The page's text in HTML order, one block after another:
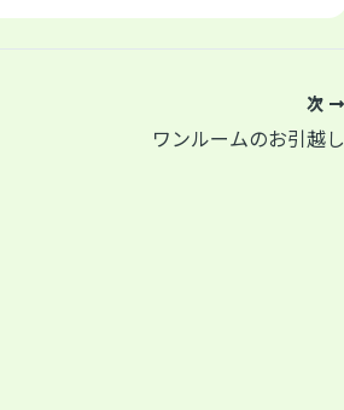
次
ワンルームのお引越し